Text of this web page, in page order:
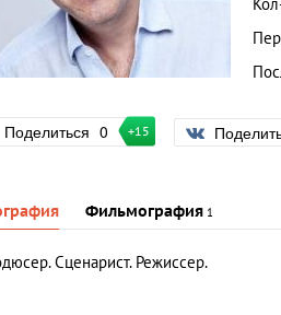
Поделиться 0 +15
Фильмография 1
Сценарист. Режиссер.